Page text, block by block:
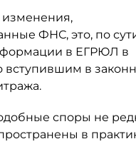
изменения,
ФНС, это, по
в ЕГРЮЛ в
вступившим в
споры не
в